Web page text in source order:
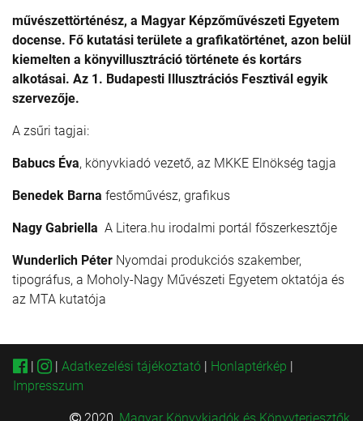
művészettörténész, a Magyar Képzőművészeti Egyetem
docense. Fő kutatási területe a grafikatörténet, azon belül
kiemelten a könyvillusztráció története és kortárs
alkotásai. Az 1. Budapesti Illusztrációs Fesztivál egyik
szervezője.
A zsűri tagjai:
Babucs Éva, könyvkiadó vezető, az MKKE Elnökség tagja
Benedek Barna festőművész, grafikus
Nagy Gabriella A Litera.hu irodalmi portál főszerkesztője
Wunderlich Péter Nyomdai produkciós szakember,
tipográfus, a Moholy-Nagy Művészeti Egyetem oktatója és
az MTA kutatója
| | Adatkezelési tájékoztató | Honlaptérkép |
Impresszum